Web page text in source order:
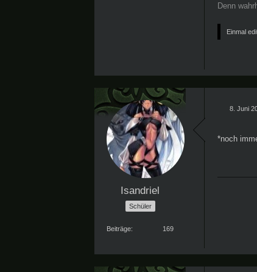
Denn
Einmal
Isandriel
Schüler
Beiträge 169
8. Juni
*noch